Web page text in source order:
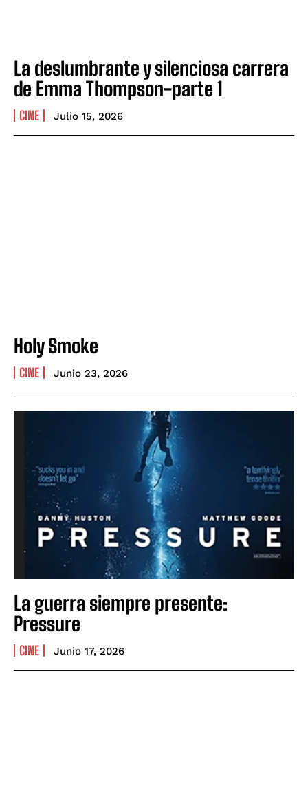
La deslumbrante y silenciosa carrera
de Emma Thompson-parte 1
CINE Julio 15, 2026
Holy Smoke
CINE Junio 23, 2026
La guerra siempre presente:
Pressure
CINE Junio 17, 2026